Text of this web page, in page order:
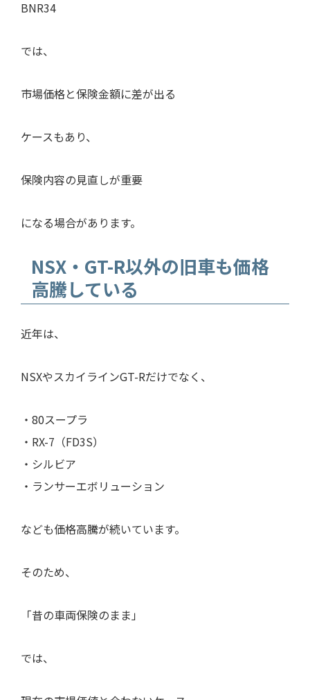
BNR34
では、
市場価格と保険金額に差が出る
ケースもあり、
保険内容の見直しが重要
になる場合があります。
NSX・GT-R以外の旧車も価格
高騰している
近年は、
NSXやスカイラインGT-Rだけでなく、
・80スープラ
・RX-7（FD3S）
・シルビア
・ランサーエボリューション
なども価格高騰が続いています。
そのため、
「昔の車両保険のまま」
では、